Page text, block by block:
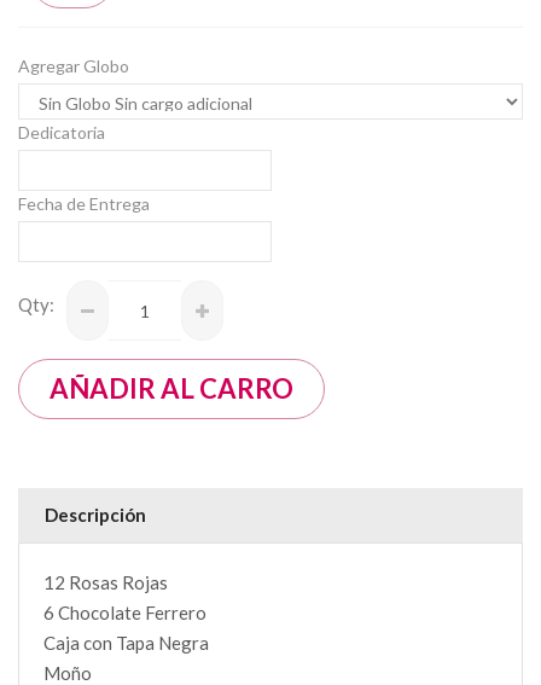
Agregar Globo
Dedicatoria
Fecha de Entrega
Qty:
Descripción
12 Rosas Rojas
6 Chocolate Ferrero
Caja con Tapa Negra
Moño